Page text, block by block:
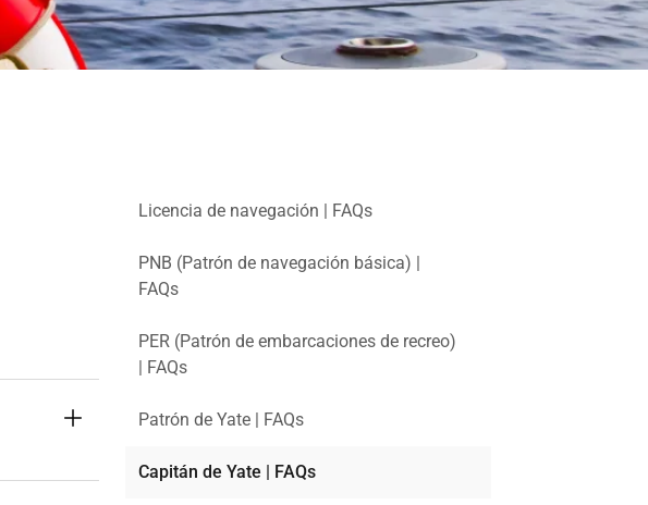
Licencia de navegación | FAQs
PNB (Patrón de navegación básica) |
FAQs
PER (Patrón de embarcaciones de recreo)
| FAQs
Patrón de Yate | FAQs
Capitán de Yate | FAQs